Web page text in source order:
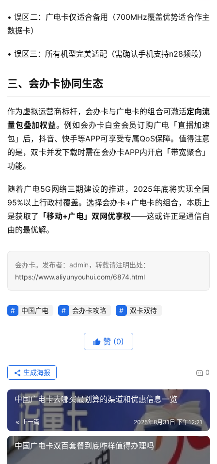
流
卡
宽
随
身
W
i
F
快
讯
页
面
• 误区二：广电卡仅适合备用（700MHz覆盖优势适合作主
数据卡）
• 误区三：所有机型完美适配（需确认手机支持n28频段）
三、会办卡协同生态
作为虚拟运营商标杆，会办卡与广电卡的组合可激活定向流
量包叠加权益。例如会办卡白金会员订购广电「直播加速
包」后，抖音、快手等APP可享受专属QoS保障。值得注意
的是，双卡并发下载时需在会办卡APP内开启「带宽聚合」
功能。
随着广电5G网络三期建设的推进，2025年底将实现全国
95%以上行政村覆盖。选择会办卡+广电卡的组合，本质上
是获取了 「移动+广电」双网优享权——这或许正是通信自
由的最优解。
会办卡。发布者：admin，转载请注明出处：
https://www.aliyunyouhui.com/6874.html
中国广电 会办卡攻略 双卡双待
赞 (0)
0
生成海报
中国广电卡去哪买最划算的渠道和优惠信息一览
上一篇 2025年8月31日 下午12:21
中国广电卡双百套餐到底咋样值得办理吗